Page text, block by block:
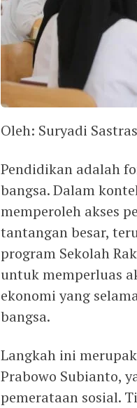
Oleh: Suryadi
Pendidikan adalah
bangsa. Dalam
memperoleh akses
tantangan besar,
program Sekolah
untuk memperluas
ekonomi yang
bangsa.
Langkah ini
Prabowo Subianto,
pemerataan sosial.